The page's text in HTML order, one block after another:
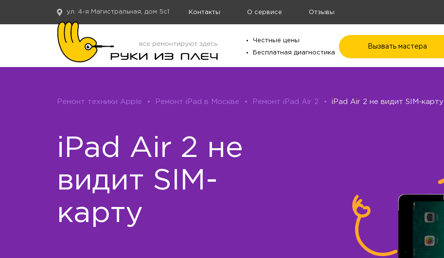
ул. 4-я Магистральная, дом 5с1 Контакты О сервисе Отзывы
Честные цены
Бесплатная диагностика
Вызвать мастера
Ремонт техники Apple • Ремонт iPad в Москве • Ремонт iPad Air 2 • iPad Air 2 не видит SIM-карту
iPad Air 2 не
видит SIM-
карту